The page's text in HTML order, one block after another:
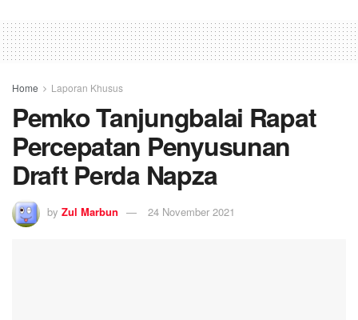
Home Laporan Khusus
Pemko Tanjungbalai Rapat
Percepatan Penyusunan
Draft Perda Napza
by Zul Marbun 24 November 2021